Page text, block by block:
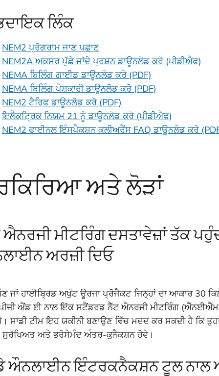
ਲਿੰਕ
NEM2 ਪ੍ਰੋਗਰਾਮ ਜਾਣ ਪਛਾਣ
NEM2A ਅਕਸਰ ਪੁੱਛੇ ਜਾਂਦੇ ਪ੍ਰਸ਼ਨ ਡਾਊਨਲੋਡ ਕਰੋ (ਪੀਡੀਐਫ)
NEMA ਬਿਲਿੰਗ ਗਾਈਡ ਡਾਊਨਲੋਡ ਕਰੋ (PDF)
NEMA ਬਿਲਿੰਗ ਪੇਸ਼ਕਾਰੀ ਡਾਊਨਲੋਡ ਕਰੋ (PDF)
NEM2 ਟੈਰਿਫ ਡਾਊਨਲੋਡ ਕਰੋ (PDF)
ਇਲੈਕਟ੍ਰਿਕ ਨਿਯਮ 21 ਨੂੰ ਡਾਊਨਲੋਡ ਕਰੋ (ਪੀਡੀਐਫ)
NEM2 ਫਾਈਨਲ ਇੰਸਪੈਕਸ਼ਨ ਕਲੀਅਰੈਂਸ FAQ ਡਾਊਨਲੋਡ ਕਰੋ
ਅਤੇ ਲੋੜਾਂ
ਮੀਟਰਿੰਗ ਦਸਤਾਵੇਜ਼ਾਂ ਤੱਕ
ਅਰਜ਼ੀ ਦਿਓ
ਜਾਂ ਹਾਈਬ੍ਰਿਡ ਅਖੁੱਟ ਊਰਜਾ ਪ੍ਰੋਜੈਕਟ ਜਿਨ੍ਹਾਂ ਦਾ ਆਕਾਰ 30
ਐਂਡ ਈ ਨਾਲ ਇੱਕ ਸਟੈਂਡਰਡ ਨੈੱਟ ਐਨਰਜੀ ਮੀਟਰਿੰਗ
ਸਾਡੀ ਟੀਮ ਇਹ ਯਕੀਨੀ ਬਣਾਉਣ ਵਿੱਚ ਮਦਦ ਕਰ ਸਕਦੀ ਹੈ ਕਿ
ਸੁਰੱਖਿਅਤ ਅਤੇ ਭਰੋਸੇਮੰਦ ਅੰਤਰ-ਕੁਨੈਕਸ਼ਨ ਹੋਵੇ।
ਔਨਲਾਈਨ ਇੰਟਰਕਨੈਕਸ਼ਨ ਟੂਲ ਨਾਲ